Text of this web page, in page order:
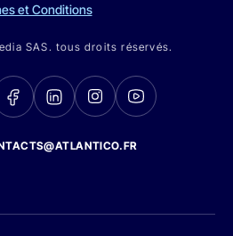
et Conditions
SAS. tous droits réservés.